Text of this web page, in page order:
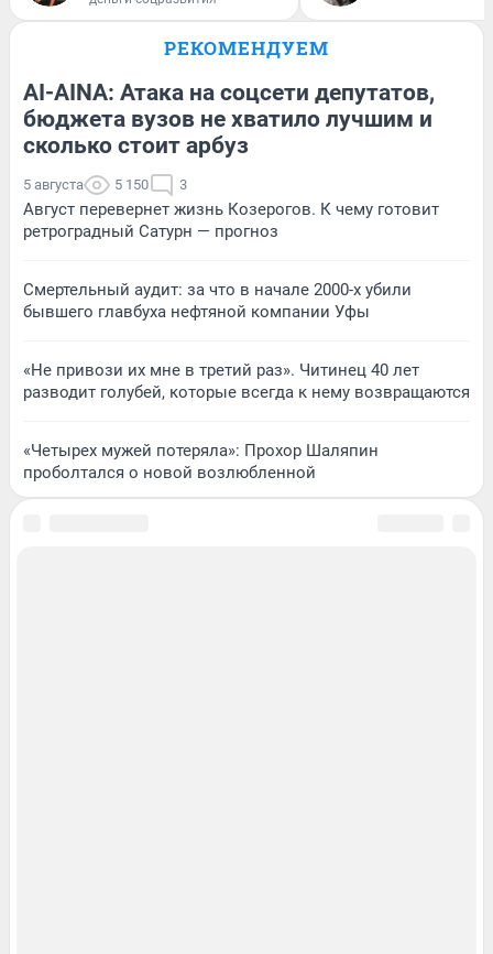
РЕКОМЕНДУЕМ
AI-AINA: Атака на соцсети депутатов,
бюджета вузов не хватило лучшим и
сколько стоит арбуз
5 августа 5 150 3
Август перевернет жизнь Козерогов. К чему готовит
ретроградный Сатурн — прогноз
Смертельный аудит: за что в начале 2000-х убили
бывшего главбуха нефтяной компании Уфы
«Не привози их мне в третий раз». Читинец 40 лет
разводит голубей, которые всегда к нему возвращаются
«Четырех мужей потеряла»: Прохор Шаляпин
проболтался о новой возлюбленной